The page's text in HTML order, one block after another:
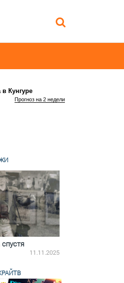
в Кунгуре
Прогноз на 2 недели
11.11.2025